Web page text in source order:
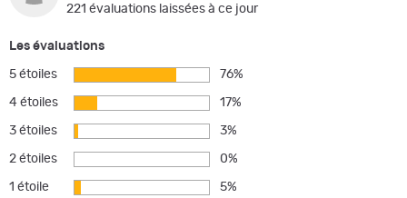
221 évaluations laissées à ce jour
Les évaluations
5 étoiles 76%
4 étoiles 17%
3 étoiles 3%
2 étoiles 0%
1 étoile 5%